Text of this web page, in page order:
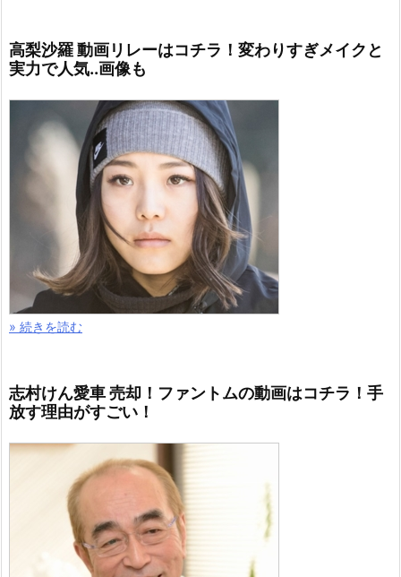
高梨沙羅 動画リレーはコチラ！変わりすぎメイクと
実力で人気..画像も
» 続きを読む
志村けん愛車 売却！ファントムの動画はコチラ！手
放す理由がすごい！